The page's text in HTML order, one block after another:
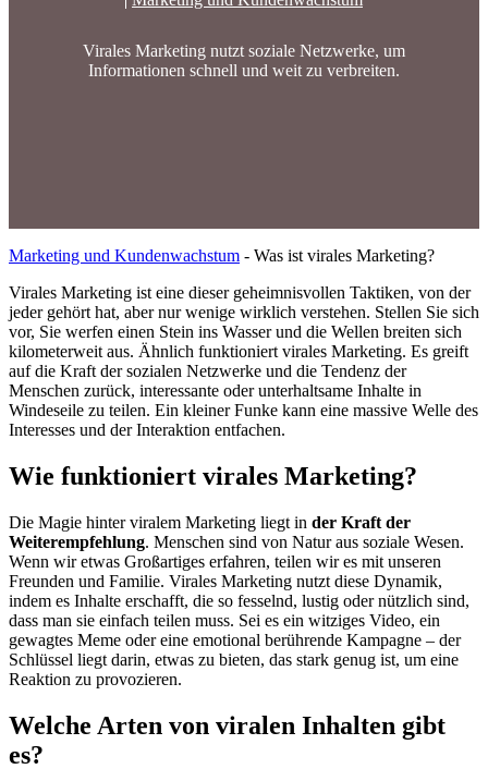
Virales Marketing nutzt soziale Netzwerke, um
Informationen schnell und weit zu verbreiten.
Marketing und Kundenwachstum - Was ist virales Marketing?
Virales Marketing ist eine dieser geheimnisvollen Taktiken, von der
jeder gehört hat, aber nur wenige wirklich verstehen. Stellen Sie sich
vor, Sie werfen einen Stein ins Wasser und die Wellen breiten sich
kilometerweit aus. Ähnlich funktioniert virales Marketing. Es greift
auf die Kraft der sozialen Netzwerke und die Tendenz der
Menschen zurück, interessante oder unterhaltsame Inhalte in
Windeseile zu teilen. Ein kleiner Funke kann eine massive Welle des
Interesses und der Interaktion entfachen.
Wie funktioniert virales Marketing?
Die Magie hinter viralem Marketing liegt in der Kraft der
Weiterempfehlung. Menschen sind von Natur aus soziale Wesen.
Wenn wir etwas Großartiges erfahren, teilen wir es mit unseren
Freunden und Familie. Virales Marketing nutzt diese Dynamik,
indem es Inhalte erschafft, die so fesselnd, lustig oder nützlich sind,
dass man sie einfach teilen muss. Sei es ein witziges Video, ein
gewagtes Meme oder eine emotional berührende Kampagne – der
Schlüssel liegt darin, etwas zu bieten, das stark genug ist, um eine
Reaktion zu provozieren.
Welche Arten von viralen Inhalten gibt
es?